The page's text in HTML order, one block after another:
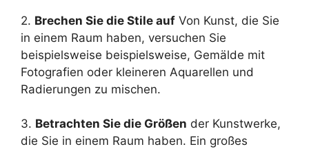
2. Brechen Sie die Stile auf Von Kunst, die Sie
in einem Raum haben, versuchen Sie
beispielsweise beispielsweise, Gemälde mit
Fotografien oder kleineren Aquarellen und
Radierungen zu mischen.
3. Betrachten Sie die Größen der Kunstwerke,
die Sie in einem Raum haben. Ein großes